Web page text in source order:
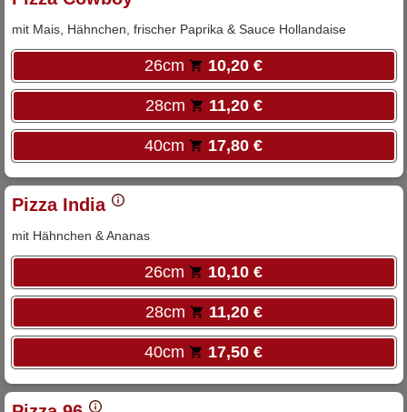
mit Mais, Hähnchen, frischer Paprika & Sauce Hollandaise
26cm 10,20 €
28cm 11,20 €
40cm 17,80 €
Pizza India
mit Hähnchen & Ananas
26cm 10,10 €
28cm 11,20 €
40cm 17,50 €